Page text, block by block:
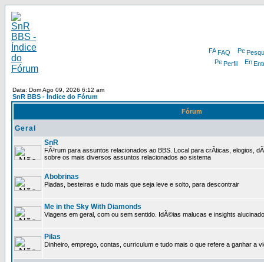
FAQ
Perfil
Data: Dom Ago 09, 2026 6:12 am
SnR BBS - Índice do Fórum
Fórum
Geral
SnR
FÃ³rum para assuntos relacionados ao BBS. Local para crÃ­ticas, elogios,
sobre os mais diversos assuntos relacionados ao sistema
Abobrinas
Piadas, besteiras e tudo mais que seja leve e solto, para descontrair
Me in the Sky With Diamonds
Viagens em geral, com ou sem sentido. IdÃ©ias malucas e insights
Pilas
Dinheiro, emprego, contas, curriculum e tudo mais o que refere a ganhar a